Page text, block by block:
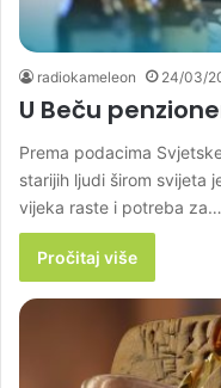
radiokameleon 24/03/
U Beču
Prema podacima
starijih ljudi širom svijeta
vijeka raste i potreba za…
Pročitaj više